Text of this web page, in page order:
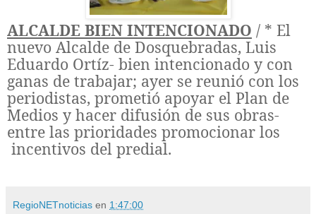
ALCALDE BIEN INTENCIONADO / * El
nuevo Alcalde de Dosquebradas, Luis
Eduardo Ortíz- bien intencionado y con
ganas de trabajar; ayer se reunió con los
periodistas, prometió apoyar el Plan de
Medios y hacer difusión de sus obras-
entre las prioridades promocionar los
incentivos del predial.
RegioNETnoticias en 1:47:00